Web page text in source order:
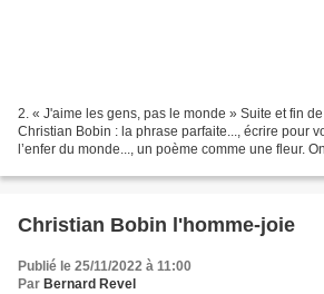
2. « J'aime les gens, pas le monde » Suite et fin
Christian Bobin : la phrase parfaite..., écrire pour
l’enfer du monde..., un poème comme une fleur.
Christian Bobin l'homme-joie
Publié le 25/11/2022 à 11:00
Par Bernard Revel